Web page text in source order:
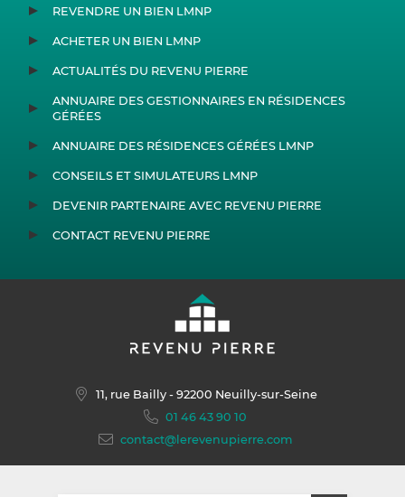
REVENDRE UN BIEN LMNP
ACHETER UN BIEN LMNP
ACTUALITÉS DU REVENU PIERRE
ANNUAIRE DES GESTIONNAIRES EN RÉSIDENCES
GÉRÉES
ANNUAIRE DES RÉSIDENCES GÉRÉES LMNP
CONSEILS ET SIMULATEURS LMNP
DEVENIR PARTENAIRE AVEC REVENU PIERRE
CONTACT REVENU PIERRE
11, rue Bailly- 92200 Neuilly-sur-Seine
01 46 43 90 10
contact@lerevenupierre.com